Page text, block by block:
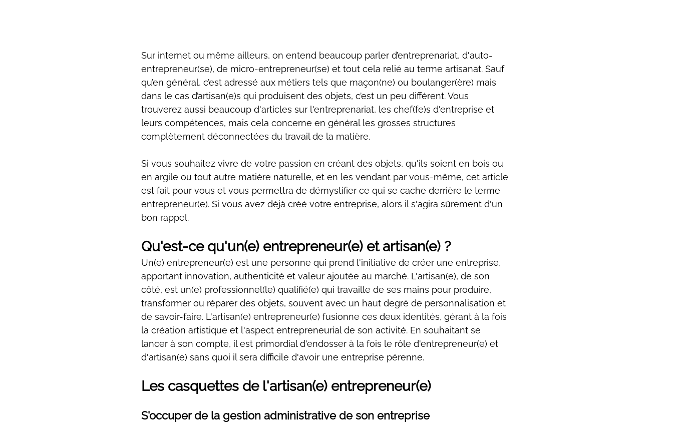
Sur internet ou même ailleurs, on entend beaucoup parler d’entreprenariat, d'auto-
entrepreneur(se), de micro-entrepreneur(se) et tout cela relié au terme artisanat. Sauf
qu’en général, c’est adressé aux métiers tels que maçon(ne) ou boulanger(ère) mais
dans le cas d’artisan(e)s qui produisent des objets, c’est un peu différent. Vous
trouverez aussi beaucoup d'articles sur l'entreprenariat, les chef(fe)s d'entreprise et
leurs compétences, mais cela concerne en général les grosses structures
complètement déconnectées du travail de la matière.
Si vous souhaitez vivre de votre passion en créant des objets, qu'ils soient en bois ou
en argile ou tout autre matière naturelle, et en les vendant par vous-même, cet article
est fait pour vous et vous permettra de démystifier ce qui se cache derrière le terme
entrepreneur(e). Si vous avez déjà créé votre entreprise, alors il s'agira sûrement d'un
bon rappel.
Qu'est-ce qu'un(e) entrepreneur(e) et artisan(e) ?
Un(e) entrepreneur(e) est une personne qui prend l'initiative de créer une entreprise,
apportant innovation, authenticité et valeur ajoutée au marché. L'artisan(e), de son
côté, est un(e) professionnel(le) qualifié(e) qui travaille de ses mains pour produire,
transformer ou réparer des objets, souvent avec un haut degré de personnalisation et
de savoir-faire. L'artisan(e) entrepreneur(e) fusionne ces deux identités, gérant à la fois
la création artistique et l'aspect entrepreneurial de son activité. En souhaitant se
lancer à son compte, il est primordial d'endosser à la fois le rôle d'entrepreneur(e) et
d'artisan(e) sans quoi il sera difficile d'avoir une entreprise pérenne.
Les casquettes de l'artisan(e) entrepreneur(e)
S'occuper de la gestion administrative de son entreprise